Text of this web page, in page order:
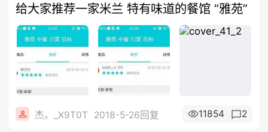
给大家推荐一家米兰 特有味道的餐馆 “雅苑”
杰。_X9T0T 2018-5-26回复 11854 2